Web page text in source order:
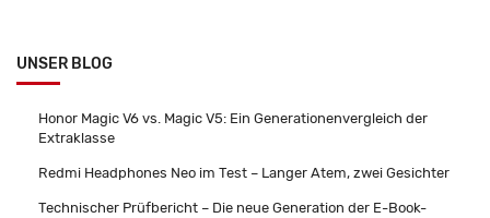
UNSER BLOG
Honor Magic V6 vs. Magic V5: Ein Generationenvergleich der
Extraklasse
Redmi Headphones Neo im Test – Langer Atem, zwei Gesichter
Technischer Prüfbericht – Die neue Generation der E-Book-